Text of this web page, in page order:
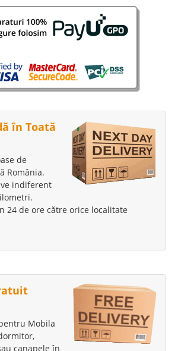
Stoc Epuizat - Indisponibil
Adauga la Favorite
mare de 3 locuri
Crem
mare si lada pentru lenjerie Costa Maro –
extensibile de 3 locuri s-a imbogatit cu un model
cu lada ce a devenit in scurt timp foarte
3.371 Lei
Pret Redus 2.328 Lei
Stoc Epuizat - Indisponibil
Adauga la Favorite
în Toată
de
România.
indiferent
24 de ore către orice localitate
Mobila
canapele în